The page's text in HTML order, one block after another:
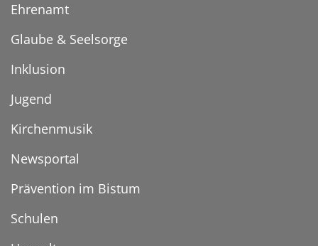
Ehrenamt
Glaube & Seelsorge
Inklusion
Jugend
Kirchenmusik
Newsportal
Prävention im Bistum
Schulen